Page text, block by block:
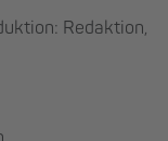
Redaktion,